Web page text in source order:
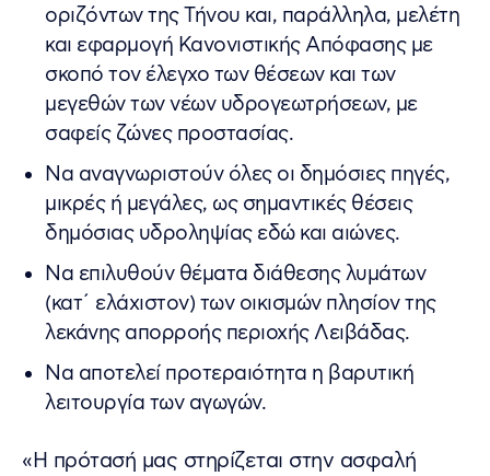
οριζόντων της Τήνου και, παράλληλα, μελέτη
και εφαρμογή Κανονιστικής Απόφασης με
σκοπό τον έλεγχο των θέσεων και των
μεγεθών των νέων υδρογεωτρήσεων, με
σαφείς ζώνες προστασίας.
Να αναγνωριστούν όλες οι δημόσιες πηγές,
μικρές ή μεγάλες, ως σημαντικές θέσεις
δημόσιας υδροληψίας εδώ και αιώνες.
Να επιλυθούν θέματα διάθεσης λυμάτων
(κατ΄ ελάχιστον) των οικισμών πλησίον της
λεκάνης απορροής περιοχής Λειβάδας.
Να αποτελεί προτεραιότητα η βαρυτική
λειτουργία των αγωγών.
«Η πρότασή μας στηρίζεται στην ασφαλή